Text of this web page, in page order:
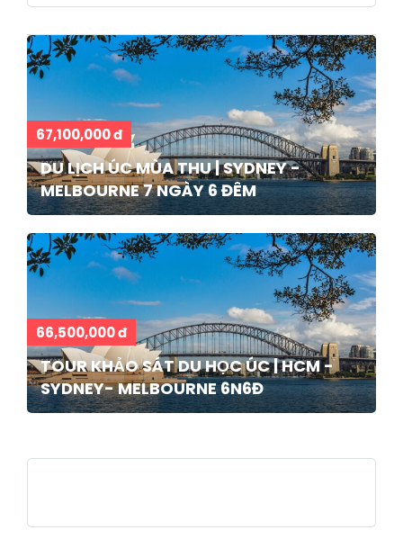
67,100,000 đ
DU LỊCH ÚC MÙA THU | SYDNEY -
MELBOURNE 7 NGÀY 6 ĐÊM
66,500,000 đ
TOUR KHẢO SÁT DU HỌC ÚC | HCM -
SYDNEY- MELBOURNE 6N6Đ